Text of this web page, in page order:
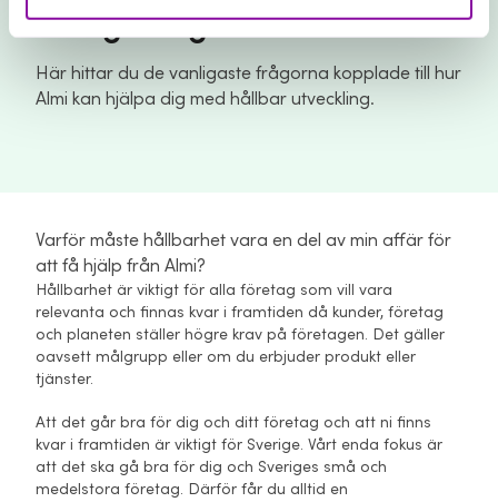
Vanliga frågor och svar
Här hittar du de vanligaste frågorna kopplade till hur
Almi kan hjälpa dig med hållbar utveckling.
Varför måste hållbarhet vara en del av min affär för
att få hjälp från Almi?
Hållbarhet är viktigt för alla företag som vill vara
relevanta och finnas kvar i framtiden då kunder, företag
och planeten ställer högre krav på företagen. Det gäller
oavsett målgrupp eller om du erbjuder produkt eller
tjänster.
Att det går bra för dig och ditt företag och att ni finns
kvar i framtiden är viktigt för Sverige. Vårt enda fokus är
att det ska gå bra för dig och Sveriges små och
medelstora företag. Därför får du alltid en